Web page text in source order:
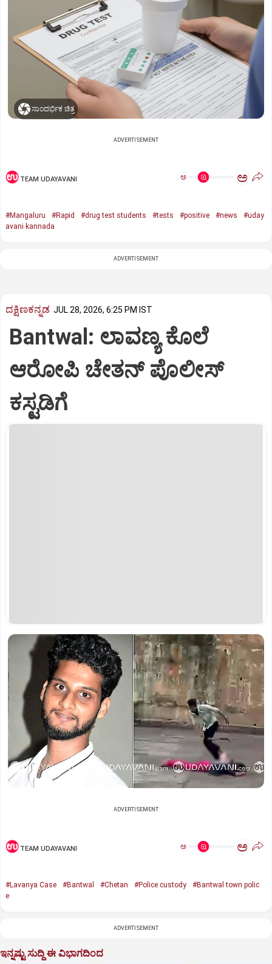
ಸಾಂದರ್ಭಿಕ ಚಿತ್ರ
ADVERTISEMENT
TEAM UDAYAVANI ಅ ಅ
#Mangaluru #Rapid #drug test students #tests #positive #news
#uday
avani kannada
ADVERTISEMENT
ದಕ್ಷಿಣಕನ್ನಡ JUL 28, 2026, 6:25 PM IST
Bantwal: ಲಾವಣ್ಯ ಕೊಲೆ
ಆರೋಪಿ ಚೇತನ್‌ ಪೊಲೀಸ್‌
ಕಸ್ಟಡಿಗೆ
ADVERTISEMENT
TEAM UDAYAVANI ಅ ಅ
#Lavanya Case #Bantwal #Chetan #Police custody
#Bantwal town polic
e
ADVERTISEMENT
ಇನ್ನಷ್ಟು ಸುದ್ದಿ ಈ ವಿಭಾಗದಿಂದ